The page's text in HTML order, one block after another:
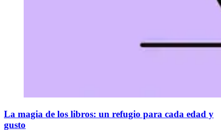
La magia de los libros: un refugio para cada edad y
gusto